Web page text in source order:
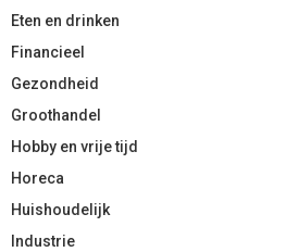
Eten en drinken
Financieel
Gezondheid
Groothandel
Hobby en vrije tijd
Horeca
Huishoudelijk
Industrie